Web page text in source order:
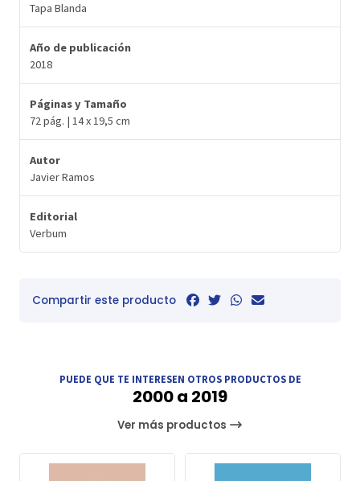
Tapa Blanda
Año de publicación
2018
Páginas y Tamaño
72 pág. | 14 x 19,5 cm
Autor
Javier Ramos
Editorial
Verbum
Compartir este producto
PUEDE QUE TE INTERESEN OTROS PRODUCTOS DE
2000 a 2019
Ver más productos